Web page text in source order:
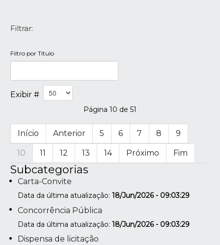
Filtrar:
Filtro por Título
Exibir #
Página 10 de 51
Início Anterior 5 6 7 8 9
10 11 12 13 14 Próximo Fim
Subcategorias
Carta-Convite
Data da última atualização:18/Jun/2026 - 09:03:29
Concorrência Pública
Data da última atualização:18/Jun/2026 - 09:03:29
Dispensa de licitação